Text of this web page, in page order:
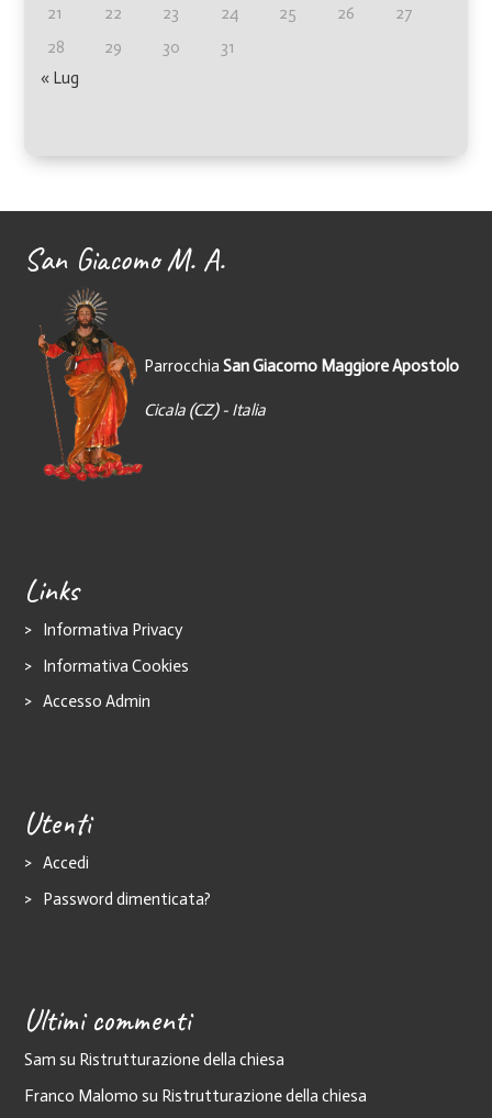
21
22 23 24 25 26
27
28
29 30
31
« Lug
San Giacomo M. A.
Parrocchia San Giacomo Maggiore Apostolo
Cicala (CZ) - Italia
Links
Informativa Privacy
Informativa Cookies
Accesso Admin
Utenti
Accedi
Password dimenticata?
Ultimi commenti
Sam su Ristrutturazione della chiesa
Franco Malomo su Ristrutturazione della chiesa